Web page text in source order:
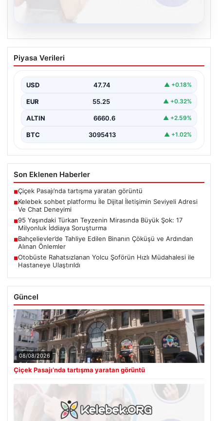
Kelebek sohbet platformu İle Dijital
İletişimin Seviyeli Adresi Ve Chat
İnternet dünyasında insanların kaliteli bir biçimde irtibat
Günümüzde pek…
Piyasa Verileri
USD 47.74 ▲ +0.18%
EUR 55.25 ▲ +0.32%
ALTIN 6660.6 ▲ +2.59%
BTC 3095413 ▲ +1.02%
Son Eklenen Haberler
■Çiçek Pasajı’nda tartışma yaratan görüntü
■Kelebek sohbet platformu İle Dijital İletişimin Seviyeli Adresi
Ve Chat Deneyimi
■95 Yaşındaki Türkan Teyzenin Mirasında Büyük Şok: 17
Milyonluk İddiaya Soruşturma
■Bahçelievler’de Tahliye Edilen Binanın Çöküşü ve Ardından
Alınan Önlemler
■Otobüste Rahatsızlanan Yolcu Şoförün Hızlı Müdahalesi ile
Hastaneye Ulaştırıldı
Güncel
08/08/2026
Çiçek Pasajı’nda tartışma yaratan görüntü